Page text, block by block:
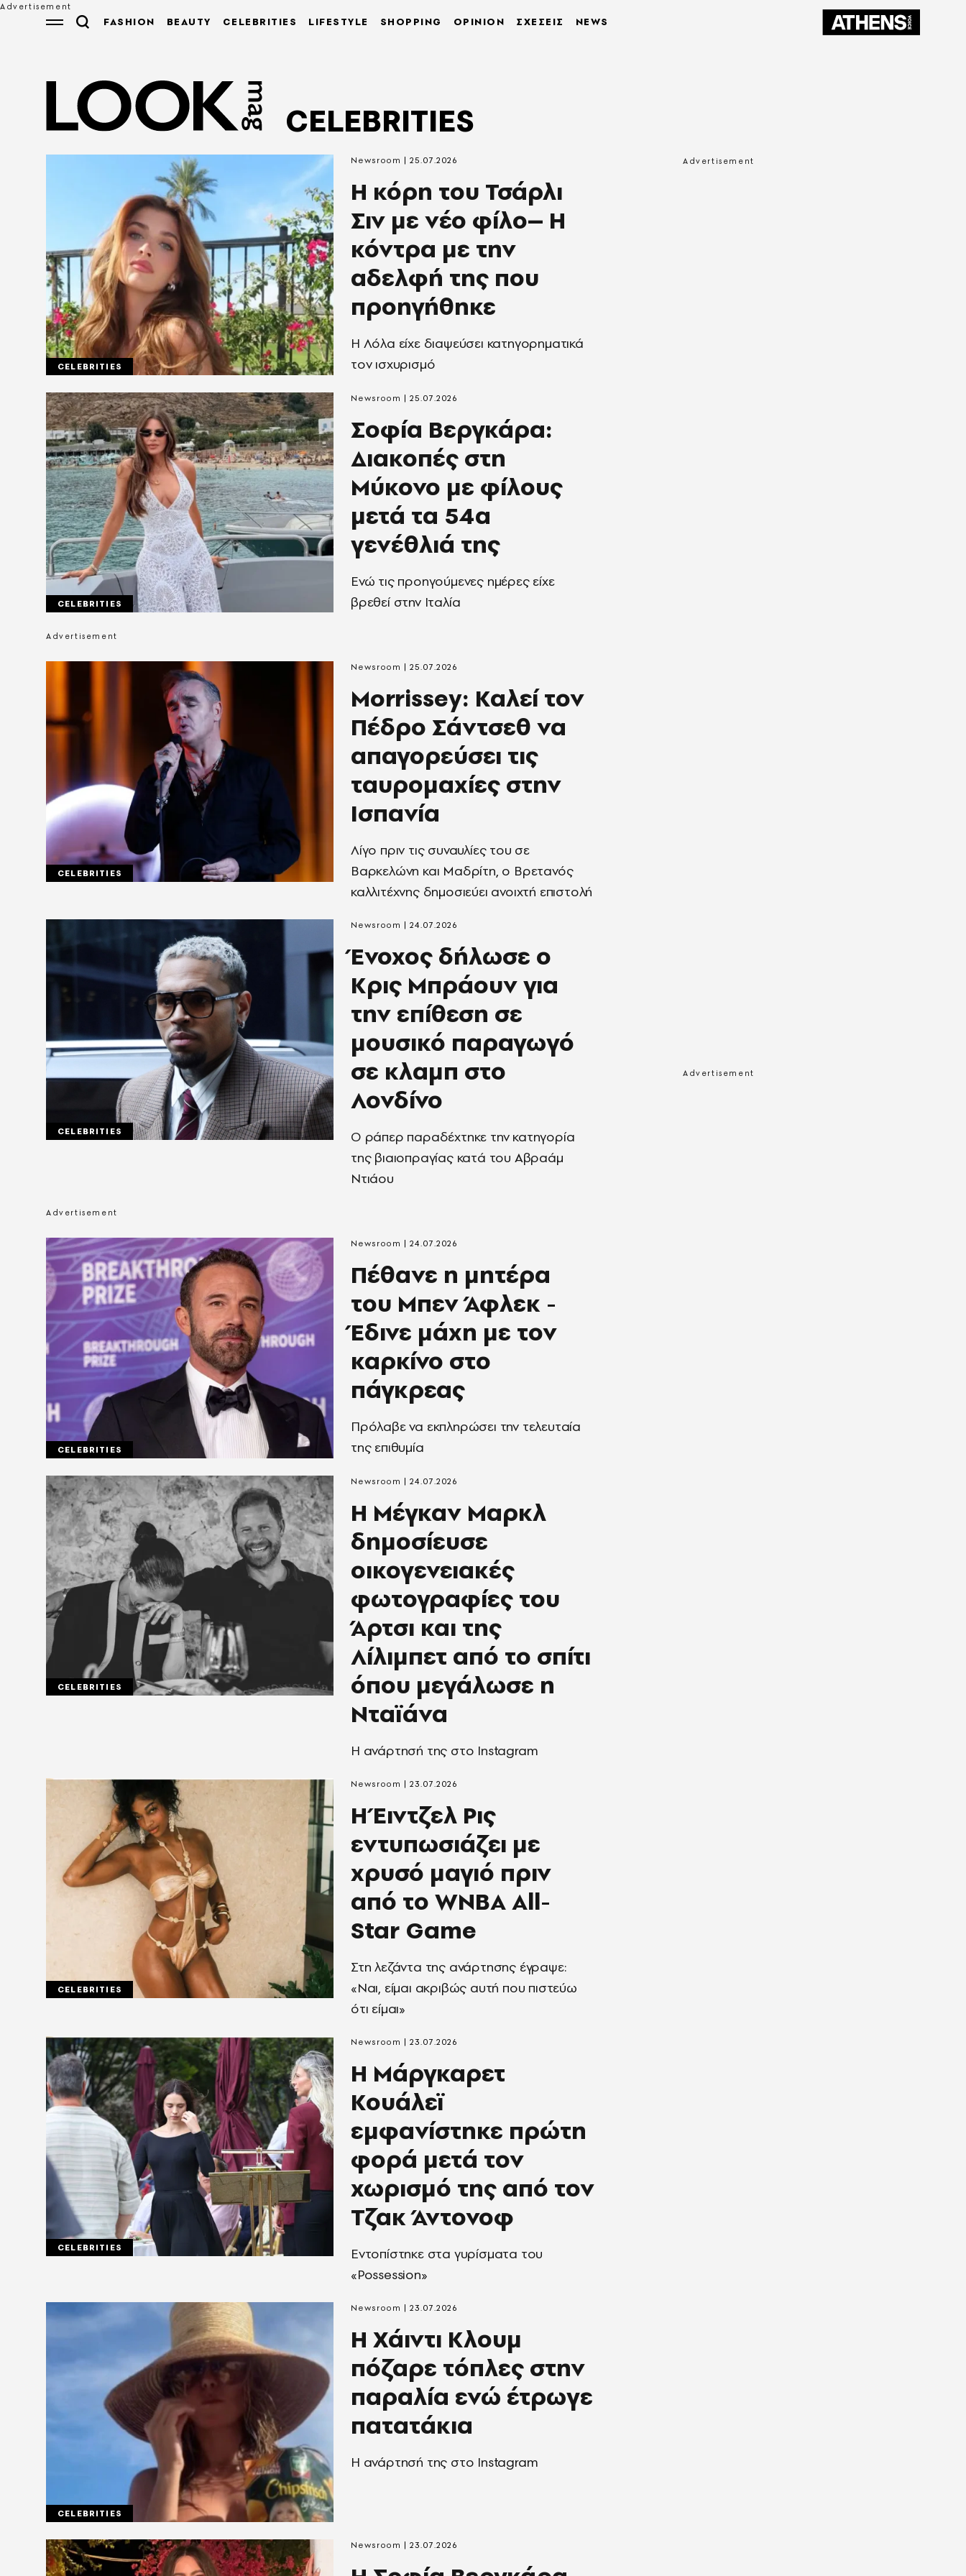
FASHION BEAUTY CELEBRITIES LIFESTYLE SHOPPING OPINION ΣΧΕΣΕΙΣ NEWS
CELEBRITIES
CELEBRITIES
Η κόρη του Τσάρλι
Σιν με νέο φίλο– Η
κόντρα με την
αδελφή της που
προηγήθηκε
Η Λόλα είχε διαψεύσει κατηγορηματικά
τον ισχυρισμό
Newsroom 25.07.2026
CELEBRITIES
Σοφία Βεργκάρα:
Διακοπές στη
Μύκονο με φίλους
μετά τα 54α
γενέθλιά της
Eνώ τις προηγούμενες ημέρες είχε
βρεθεί στην Ιταλία
Newsroom 25.07.2026
CELEBRITIES
Morrissey: Καλεί τον
Πέδρο Σάντσεθ να
απαγορεύσει τις
ταυρομαχίες στην
Ισπανία
Λίγο πριν τις συναυλίες του σε
Βαρκελώνη και Μαδρίτη, ο Βρετανός
καλλιτέχνης δημοσιεύει ανοιχτή επιστολή
Newsroom 25.07.2026
CELEBRITIES
Ένοχος δήλωσε ο
Κρις Μπράουν για
την επίθεση σε
μουσικό παραγωγό
σε κλαμπ στο
Λονδίνο
Ο ράπερ παραδέχτηκε την κατηγορία
της βιαιοπραγίας κατά του Αβραάμ
Ντιάου
Newsroom 24.07.2026
CELEBRITIES
Πέθανε η μητέρα
του Μπεν Άφλεκ -
Έδινε μάχη με τον
καρκίνο στο
πάγκρεας
Πρόλαβε να εκπληρώσει την τελευταία
της επιθυμία
Newsroom 24.07.2026
CELEBRITIES
Η Μέγκαν Μαρκλ
δημοσίευσε
οικογενειακές
φωτογραφίες του
Άρτσι και της
Λίλιμπετ από το σπίτι
όπου μεγάλωσε η
Νταϊάνα
Η ανάρτησή της στο Instagram
Newsroom 24.07.2026
CELEBRITIES
Η Έιντζελ Ρις
εντυπωσιάζει με
χρυσό μαγιό πριν
από το WNBA All-
Star Game
Στη λεζάντα της ανάρτησης έγραψε:
«Ναι, είμαι ακριβώς αυτή που πιστεύω
ότι είμαι»
Newsroom 23.07.2026
CELEBRITIES
Η Μάργκαρετ
Κουάλεϊ
εμφανίστηκε πρώτη
φορά μετά τον
χωρισμό της από τον
Τζακ Άντονοφ
Eντοπίστηκε στα γυρίσματα του
«Possession»
Newsroom 23.07.2026
CELEBRITIES
Η Χάιντι Κλουμ
πόζαρε τόπλες στην
παραλία ενώ έτρωγε
πατατάκια
Η ανάρτησή της στο Instagram
Newsroom 23.07.2026
Newsroom 23.07.2026